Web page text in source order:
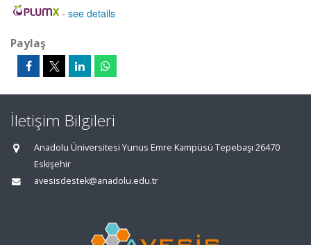
- see details
Paylaş
İletişim Bilgileri
Anadolu Üniversitesi Yunus Emre Kampüsü Tepebaşı 26470
Eskişehir
avesisdestek@anadolu.edu.tr